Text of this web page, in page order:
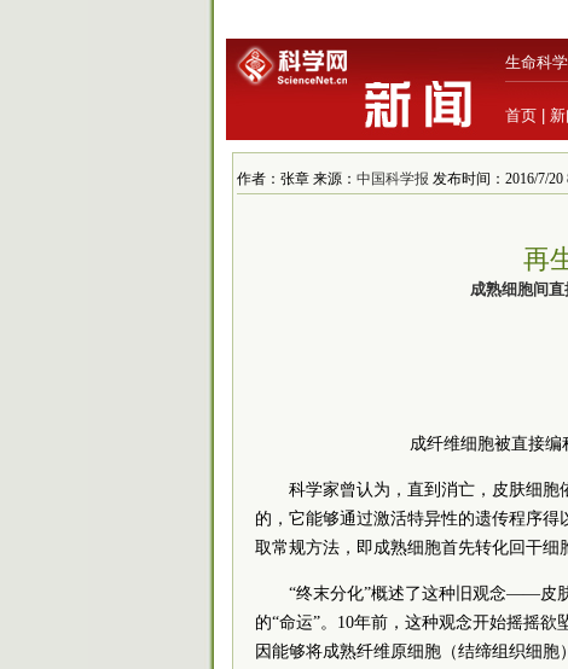
生命科学
首页
作者：张章 来源： 中国科学报 发布时间：2016/7/20
再
成熟细胞间
成纤维细胞被直接编
科学家曾认为，直到消亡，皮肤细胞
的，它能够通过激活特异性的遗传程序
取常规方法，即成熟细胞首先转化回干细
“终末分化”概述了这种旧观念——皮
的“命运”。10年前，这种观念开始摇摇
因能够将成熟纤维原细胞（结缔组织细胞